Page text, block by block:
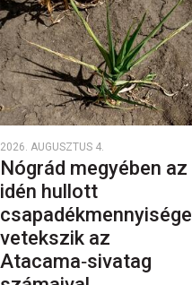
2026. AUGUSZTUS 4.
Nógrád megyében az
idén hullott
csapadékmennyisége
vetekszik az
Atacama‑sivatag